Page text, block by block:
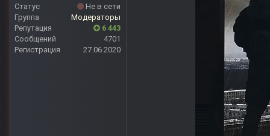
Статус
Не в сети
Группа
Модераторы
Репутация
6 443
Сообщений
4701
Регистрация
27.06.2020